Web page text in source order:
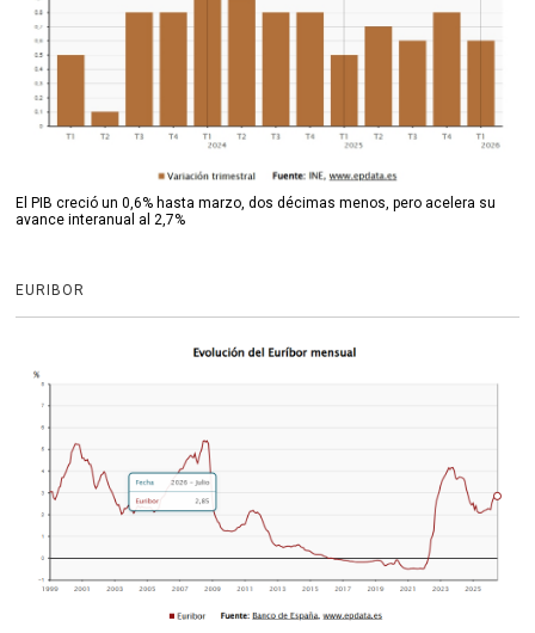
El PIB creció un 0,6% hasta marzo, dos décimas menos, pero acelera su
avance interanual al 2,7%
EURIBOR